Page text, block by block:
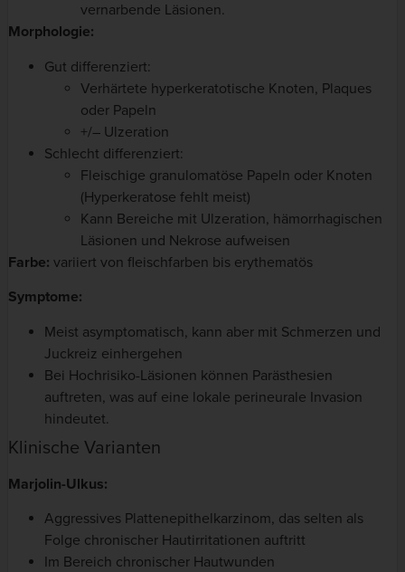
vernarbende Läsionen.
Morphologie:
Gut differenziert:
Verhärtete hyperkeratotische Knoten, Plaques
oder Papeln
+/– Ulzeration
Schlecht differenziert:
Fleischige granulomatöse Papeln oder Knoten
(Hyperkeratose fehlt meist)
Kann Bereiche mit Ulzeration, hämorrhagischen
Läsionen und Nekrose aufweisen
Farbe: variiert von fleischfarben bis erythematös
Symptome:
Meist asymptomatisch, kann aber mit Schmerzen und
Juckreiz einhergehen
Bei Hochrisiko-Läsionen können Parästhesien
auftreten, was auf eine lokale perineurale Invasion
hindeutet.
Klinische Varianten
Marjolin-Ulkus:
Aggressives Plattenepithelkarzinom, das selten als
Folge chronischer Hautirritationen auftritt
Im Bereich chronischer Hautwunden